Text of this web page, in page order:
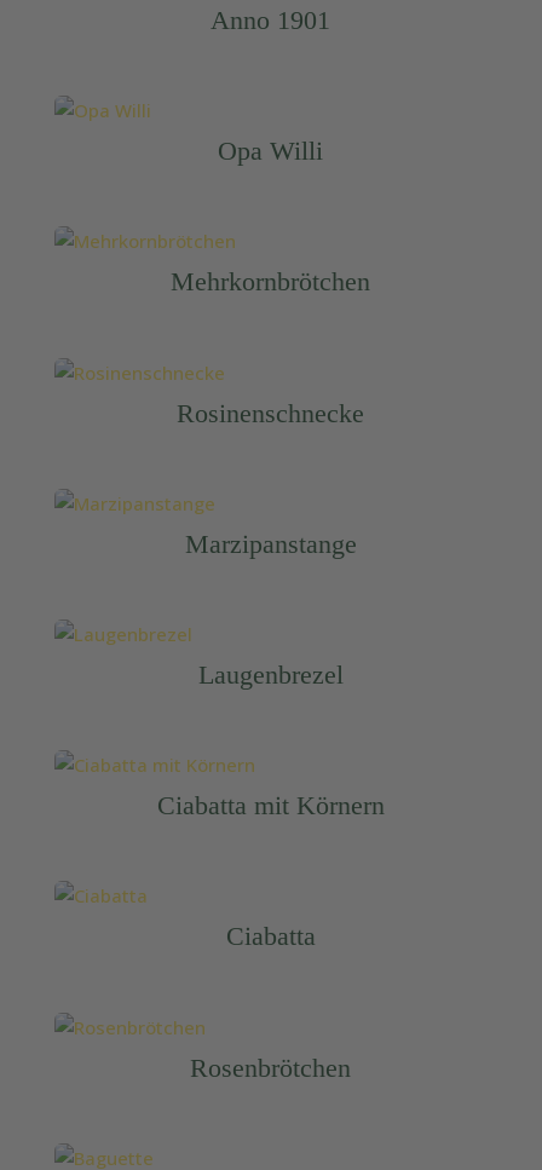
Anno 1901
Opa Willi
Mehrkornbrötchen
Rosinenschnecke
Marzipanstange
Laugenbrezel
Ciabatta mit Körnern
Ciabatta
Rosenbrötchen